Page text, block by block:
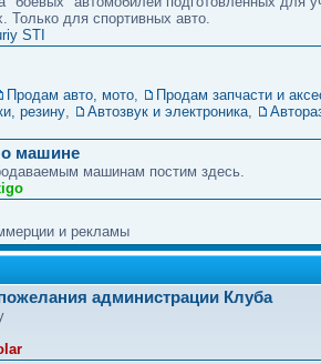
Только для спортивных авто.
STI
Продам авто, мото,
Продам запчасти и
резину, Автозвук и электроника,
о машине
машинам постим здесь.
и рекламы
администрации Клуба